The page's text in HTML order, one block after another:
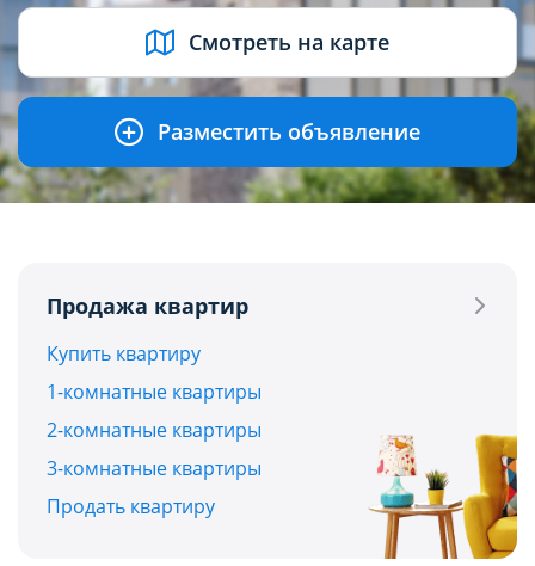
Смотреть на карте
Разместить объявление
Продажа квартир
Купить квартиру
1-комнатные квартиры
2-комнатные квартиры
3-комнатные квартиры
Продать квартиру